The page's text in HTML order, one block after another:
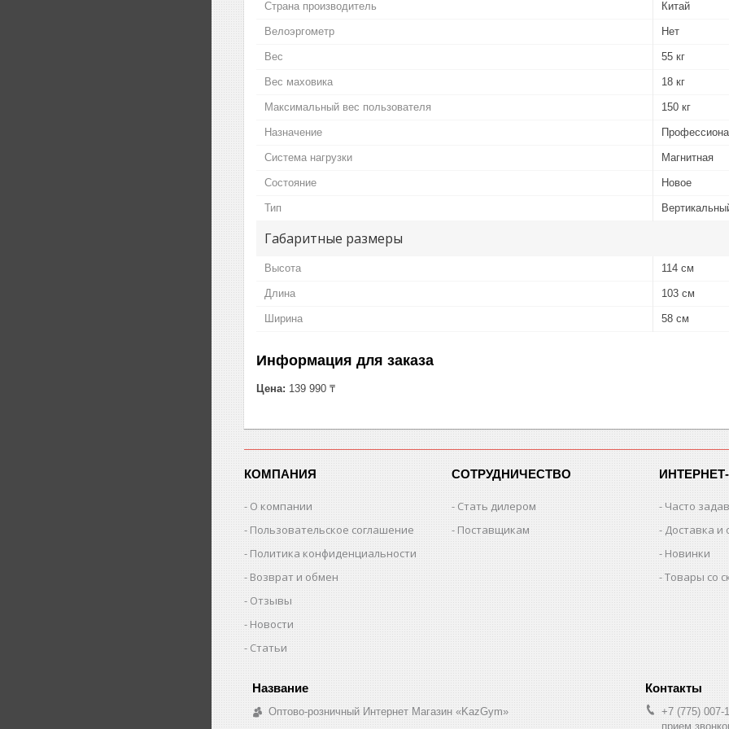
Страна производитель Китай
Велоэргометр Нет
Вес 55 кг
Вес маховика 18 кг
Максимальный вес пользователя 150 кг
Назначение
Система нагрузки Магнитная
Состояние Новое
Тип
Габаритные размеры
Высота 114 см
Длина 103 см
Ширина 58 см
Информация для заказа
Цена: 139 990 ₸
КОМПАНИЯ
О компании
Пользовательское соглашение
Политика конфиденциальности
Возврат и обмен
Отзывы
Новости
Статьи
СОТРУДНИЧЕСТВО
Стать дилером
Поставщикам
Часто
Доставка и
Новинки
Товары со
Оптово-розничный Интернет Магазин «KazGym»
+7 (775) 007-
прием